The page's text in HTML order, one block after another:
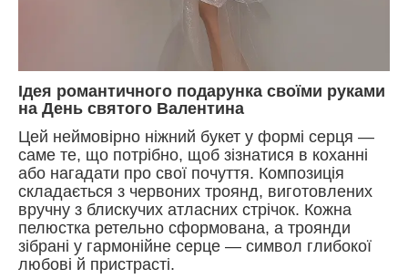
Ідея романтичного подарунка своїми руками
на День святого Валентина
Цей неймовірно ніжний букет у формі серця —
саме те, що потрібно, щоб зізнатися в коханні
або нагадати про свої почуття. Композиція
складається з червоних троянд, виготовлених
вручну з блискучих атласних стрічок. Кожна
пелюстка ретельно сформована, а троянди
зібрані у гармонійне серце — символ глибокої
любові й пристрасті.